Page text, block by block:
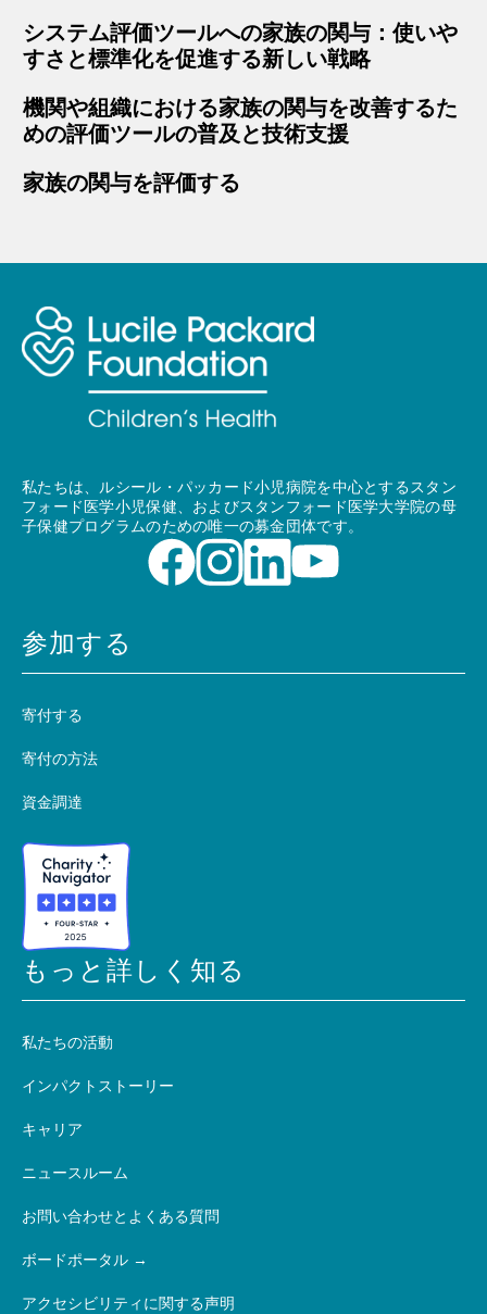
システム評価ツールへの家族の関与：使いや
すさと標準化を促進する新しい戦略
機関や組織における家族の関与を改善するた
めの評価ツールの普及と技術支援
家族の関与を評価する
私たちは、ルシール・パッカード小児病院を中心とするスタン
フォード医学小児保健、およびスタンフォード医学大学院の母
子保健プログラムのための唯一の募金団体です。
参加する
寄付する
寄付の方法
資金調達
もっと詳しく知る
私たちの活動
インパクトストーリー
キャリア
ニュースルーム
お問い合わせとよくある質問
ボードポータル
アクセシビリティに関する声明